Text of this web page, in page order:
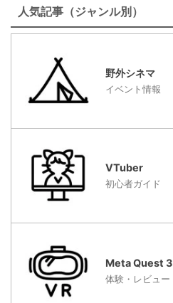
人気記事（ジャンル別）
野外シネマ
イベント情報
VTuber
初心者ガイド
Meta Quest 3
体験・レビュー